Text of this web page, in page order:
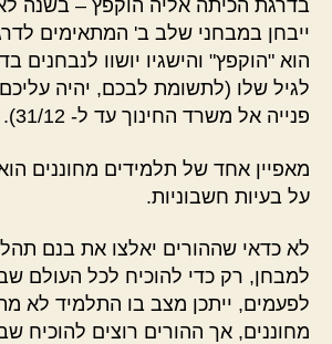
בדרגת הכיתה אליה הוקפץ – בשנה
ייבחן במבחני שלב ב' המתאימים
הוא "הוקפץ" והישגיו יושוו לנבחנים
לגיל שלו (לתשומת לבכם, יהיה
פנייה אל משרד החינוך עד ל- 31/12).
מאפיין אחד של תלמידים מחוננים
על בעיות חשבוניות.
לא כדאי שההורים יאלצו את בנם
למבחן, רק כדי להוכיח לכל העולם
לפעמים, ייתכן מצב בו התלמיד לא
מחוננים, אך ההורים רוצים להוכיח